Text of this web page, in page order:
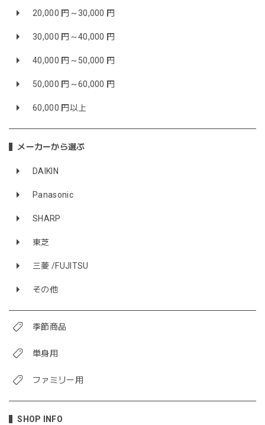
20,000 円～30,000 円
30,000 円～40,000 円
40,000 円～50,000 円
50,000 円～60,000 円
60,000 円以上
メーカーから選ぶ
DAIKIN
Panasonic
SHARP
東芝
三菱 /FUJITSU
その他
季節商品
単身用
ファミリー用
SHOP INFO